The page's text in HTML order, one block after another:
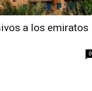
a los emiratos
0